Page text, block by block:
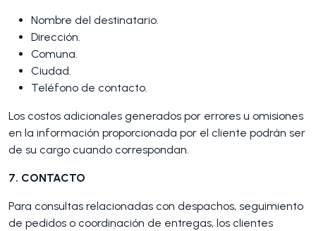
Nombre del destinatario.
Dirección.
Comuna.
Ciudad.
Teléfono de contacto.
Los costos adicionales generados por errores u omisiones
en la información proporcionada por el cliente podrán ser
de su cargo cuando correspondan.
7. CONTACTO
Para consultas relacionadas con despachos, seguimiento
de pedidos o coordinación de entregas, los clientes